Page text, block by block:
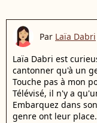
Par Laïa Dabri
Laïa Dabri est
cantonner qu'à un
Touche pas à mon
Télévisé, il n'y a
Embarquez dans
genre ont leur place.